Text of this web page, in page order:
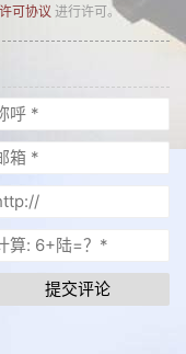
可协议 进行许可。
提交评论